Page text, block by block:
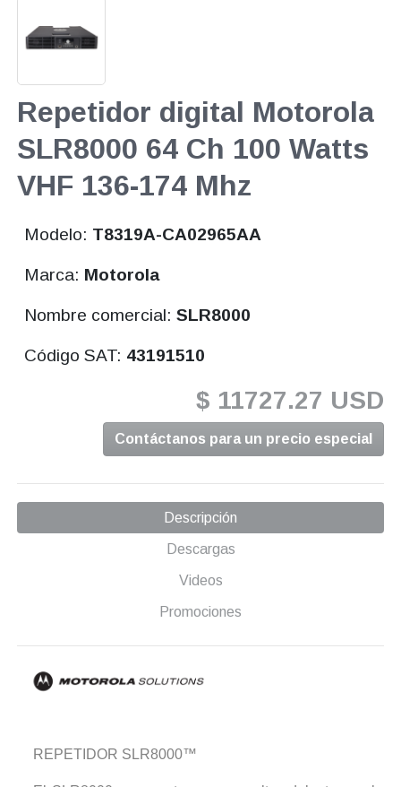
Repetidor digital Motorola
SLR8000 64 Ch 100 Watts
VHF 136-174 Mhz
Modelo: T8319A-CA02965AA
Marca: Motorola
Nombre comercial:SLR8000
Código SAT: 43191510
$ 11727.27 USD
Contáctanos para un precio especial
Descripción
Descargas
Videos
Promociones
REPETIDOR SLR8000™